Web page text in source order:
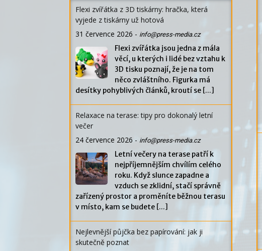
Flexi zvířátka z 3D tiskárny: hračka, která
vyjede z tiskárny už hotová
31 července 2026 - info@press-media.cz
Flexi zvířátka jsou jedna z mála
věcí, u kterých i lidé bez vztahu k
3D tisku poznají, že je na tom
něco zvláštního. Figurka má
desítky pohyblivých článků, kroutí se [...]
Relaxace na terase: tipy pro dokonalý letní
večer
24 července 2026 - info@press-media.cz
Letní večery na terase patří k
nejpříjemnějším chvílím celého
roku. Když slunce zapadne a
vzduch se zklidní, stačí správně
zařízený prostor a proměníte běžnou terasu
v místo, kam se budete [...]
Nejlevnější půjčka bez papírování: jak ji
skutečně poznat